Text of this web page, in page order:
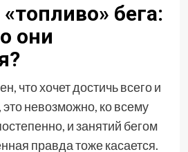
бега:
они
что хочет достичь всего и
это невозможно, ко всему
и занятий бегом
правда тоже касается.